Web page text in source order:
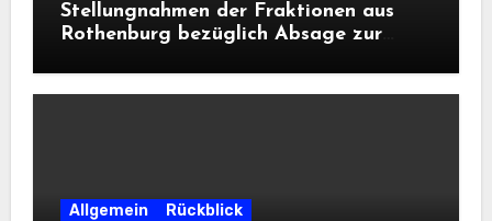
Stellungnahmen der Fraktionen aus
Rothenburg bezüglich Absage zur
Allgemein Rückblick